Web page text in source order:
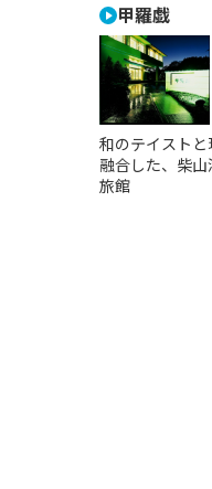
甲羅戯
和のテイスト
融合した、柴
旅館